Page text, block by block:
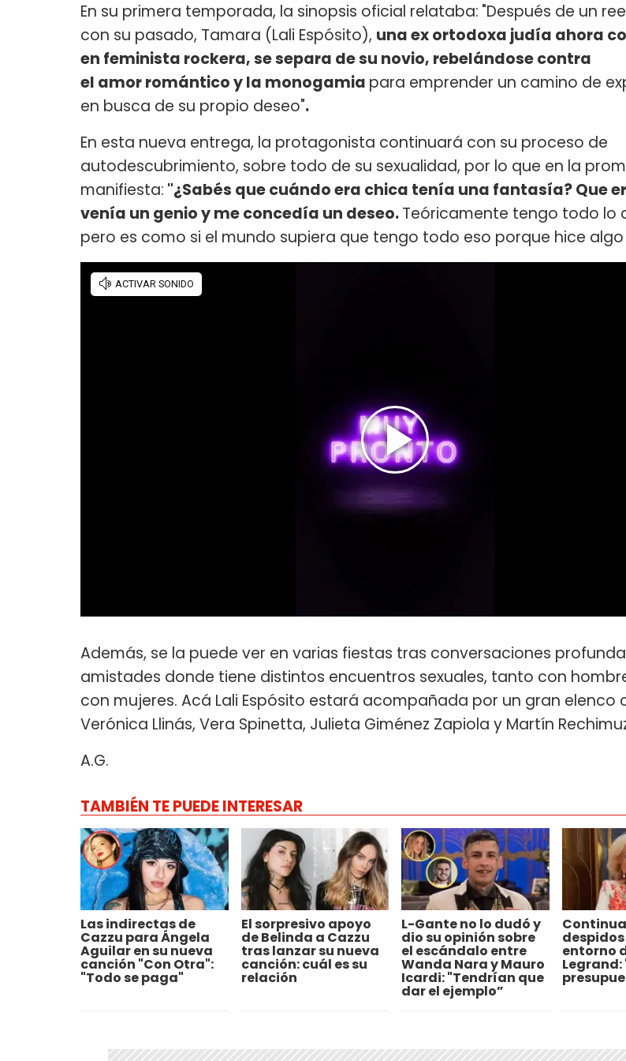
En su primera temporada, la sinopsis oficial relataba: "Después de un
con su pasado, Tamara (Lali Espósito), una ex ortodoxa judía ahora
en feminista rockera, se separa de su novio, rebelándose contra
el amor romántico y la monogamia para emprender un camino de
en busca de su propio deseo".
En esta nueva entrega, la protagonista continuará con su proceso de
autodescubrimiento, sobre todo de su sexualidad, por lo que en la
manifiesta: "¿Sabés que cuándo era chica tenía una fantasía? Que
venía un genio y me concedía un deseo.Teóricamente tengo todo lo
pero es como si el mundo supiera que tengo todo eso porque hice algo
Además, se la puede ver en varias fiestas tras conversaciones
amistades donde tiene distintos encuentros sexuales, tanto con
con mujeres. Acá Lali Espósito estará acompañada por un gran elenco
Verónica Llinás, Vera Spinetta, Julieta Giménez Zapiola y Martín
A.G.
TAMBIÉN TE PUEDE INTERESAR
Las indirectas de
Cazzu para Ángela
Aguilar en su nueva
canción "Con Otra":
"Todo se paga"
El sorpresivo apoyo
de Belinda a Cazzu
tras lanzar su nueva
canción: cuál es su
relación
L-Gante no lo dudó y
dio su opinión sobre
el escándalo entre
Wanda Nara y Mauro
Icardi: "Tendrían que
dar el ejemplo”
despidos
entorno
Legrand: